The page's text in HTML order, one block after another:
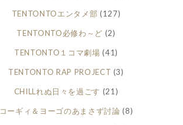
TENTONTOエンタメ部 (127)
TENTONTO必修わ～ど (2)
TENTONTO１コマ劇場 (41)
TENTONTO RAP PROJECT (3)
CHILLれぬ日々を過ごす (21)
コーギィ＆ヨーゴのあまさず討論 (8)